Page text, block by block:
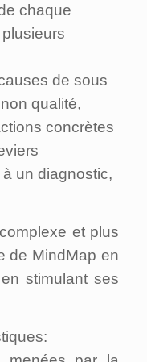
chaque
de sous
qualité,
concrètes
un diagnostic,
et plus
de MindMap en
stimulant ses